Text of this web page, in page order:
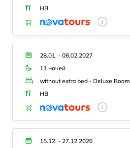
HB
28.01. - 08.02.2027
11 ночей
without extra bed - Deluxe Room
HB
15.12. - 27.12.2026